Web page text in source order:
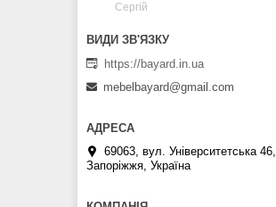
Сергій
https://bayard.in.ua
mebelbayard@gmail.com
69063, вул. Університетська 46,
Запоріжжя, Україна